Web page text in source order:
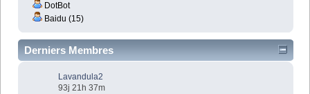
DotBot
Baidu (15)
Derniers Membres
Lavandula2
93j 21h 37m